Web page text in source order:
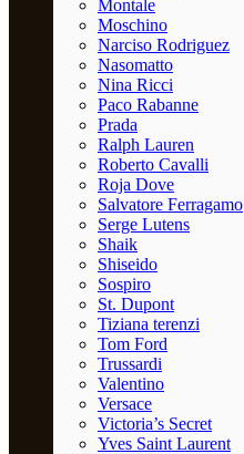
Montale
Moschino
Narciso Rodriguez
Nasomatto
Nina Ricci
Paco Rabanne
Prada
Ralph Lauren
Roberto Cavalli
Roja Dove
Salvatore Ferragamo
Serge Lutens
Shaik
Shiseido
Sospiro
St. Dupont
Tiziana terenzi
Tom Ford
Trussardi
Valentino
Versace
Victoria’s Secret
Yves Saint Laurent